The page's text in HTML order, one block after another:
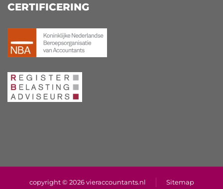
CERTIFICERING
copyright © 2026 vieraccountants.nl Sitemap